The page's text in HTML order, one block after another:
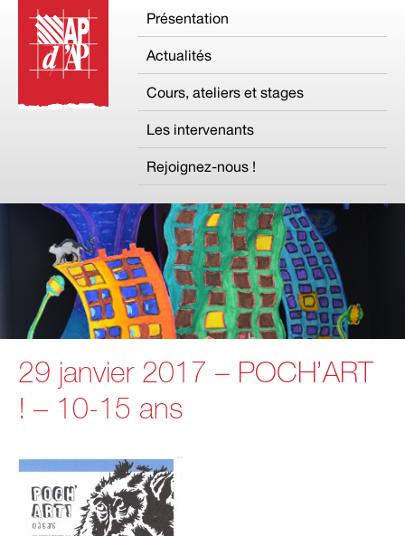
Présentation
Actualités
Cours, ateliers et stages
Les intervenants
Rejoignez-nous !
29 janvier 2017 – POCH’ART
! – 10-15 ans